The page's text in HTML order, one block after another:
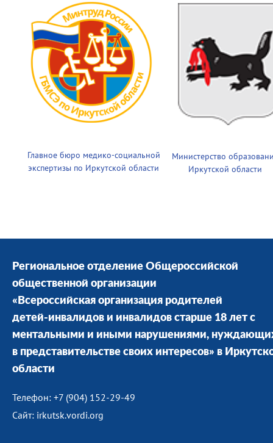
Главное бюро медико-социальной
экспертизы по Иркутской области
Министерство
Иркутской области
Региональное отделение Общероссийской
общественной организации
«Всероссийская организация родителей
детей-инвалидов и инвалидов старше 18 лет с
ментальными и иными нарушениями,
в представительстве своих интересов» в
области
Телефон: +7 (904) 152-29-49
Сайт: irkutsk.vordi.org